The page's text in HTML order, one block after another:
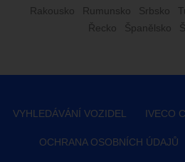
Rakousko
Rumunsko Srbsko
Řecko
Španělsko
VYHLEDÁVÁNÍ VOZIDEL IVECO
OCHRANA OSOBNÍCH ÚDAJŮ